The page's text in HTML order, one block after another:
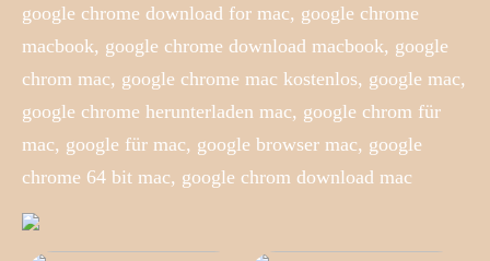
google chrome download for mac, google chrome
macbook, google chrome download macbook, google
chrom mac, google chrome mac kostenlos, google mac,
google chrome herunterladen mac, google chrom für
mac, google für mac, google browser mac, google
chrome 64 bit mac, google chrom download mac